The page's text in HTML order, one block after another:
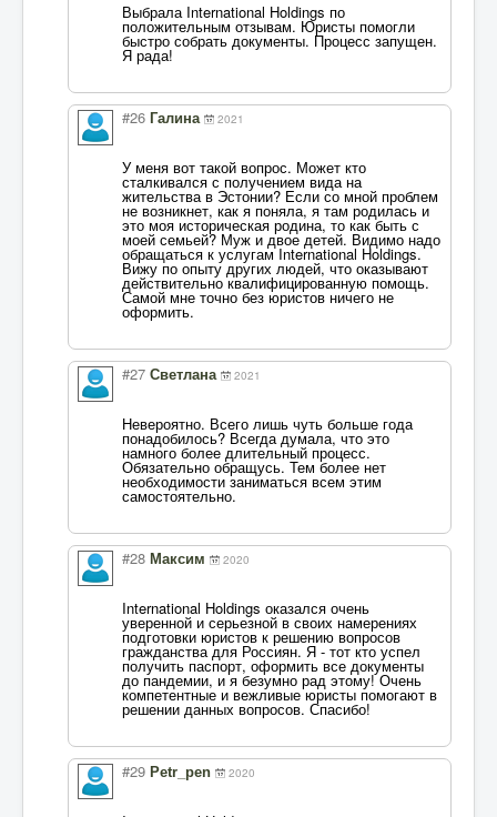
Выбрала International Holdings по
положительным отзывам. Юристы помогли
быстро собрать документы. Процесс запущен.
Я рада!
#26 Галина 2021
У меня вот такой вопрос. Может кто
сталкивался с получением вида на
жительства в Эстонии? Если со мной проблем
не возникнет, как я поняла, я там родилась и
это моя историческая родина, то как быть с
моей семьей? Муж и двое детей. Видимо надо
обращаться к услугам International Holdings.
Вижу по опыту других людей, что оказывают
действительно квалифицированную помощь.
Самой мне точно без юристов ничего не
оформить.
#27 Светлана 2021
Невероятно. Всего лишь чуть больше года
понадобилось? Всегда думала, что это
намного более длительный процесс.
Обязательно обращусь. Тем более нет
необходимости заниматься всем этим
самостоятельно.
#28 Максим 2020
International Holdings оказался очень
уверенной и серьезной в своих намерениях
подготовки юристов к решению вопросов
гражданства для Россиян. Я - тот кто успел
получить паспорт, оформить все документы
до пандемии, и я безумно рад этому! Очень
компетентные и вежливые юристы помогают в
решении данных вопросов. Спасибо!
#29 Petr_pen 2020